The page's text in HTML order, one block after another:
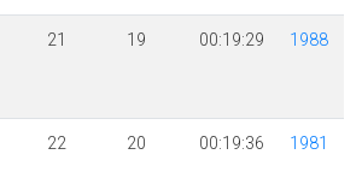
21 19 00:19:29 1988
22 20 00:19:36 1981